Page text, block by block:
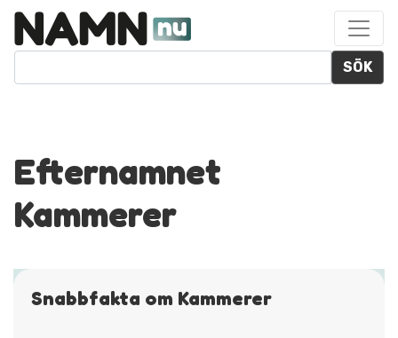
SÖK
Efternamnet
Kammerer
Snabbfakta om Kammerer